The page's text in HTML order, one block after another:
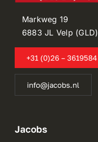
Markweg 19
6883 JL Velp (GLD)
+31 (0)26 – 3619584
info@jacobs.nl
Jacobs